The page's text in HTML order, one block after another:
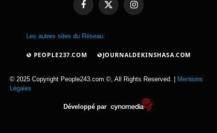
FacebookX
Instagram
Les autres sites du Réseau:
PEOPLE237.COM JOURNALDEKINSHASA.COM
© 2025 Copyright People243.com ©, All Rights Reserved. |
Mentions
Légales
Développé par